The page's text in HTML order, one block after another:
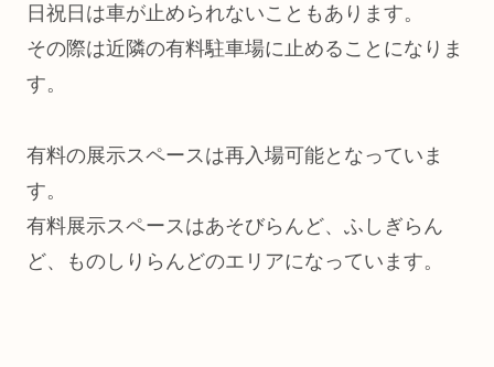
日祝日は車が止められないこともあります。
その際は近隣の有料駐車場に止めることになりま
す。
有料の展示スペースは再入場可能となっていま
す。
有料展示スペースはあそびらんど、ふしぎらん
ど、ものしりらんどのエリアになっています。